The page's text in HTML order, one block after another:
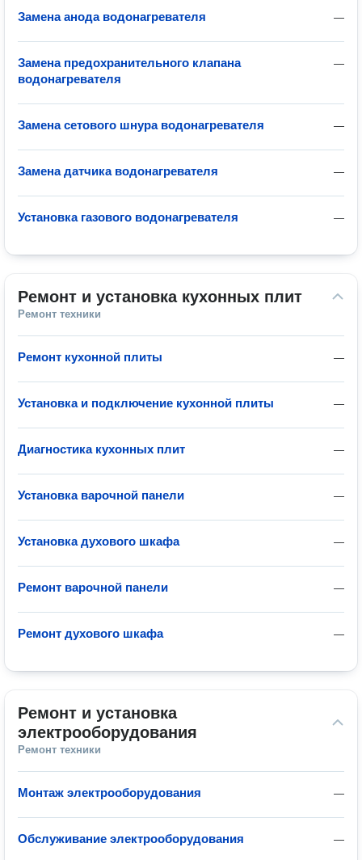
—
Замена анода водонагревателя
—
Замена предохранительного клапана
водонагревателя
—
Замена сетового шнура водонагревателя
—
Замена датчика водонагревателя
—
Установка газового водонагревателя
Ремонт и установка кухонных плит
Ремонт техники
—
Ремонт кухонной плиты
—
Установка и подключение кухонной плиты
—
Диагностика кухонных плит
—
Установка варочной панели
—
Установка духового шкафа
—
Ремонт варочной панели
—
Ремонт духового шкафа
Ремонт и установка
электрооборудования
Ремонт техники
—
Монтаж электрооборудования
—
Обслуживание электрооборудования